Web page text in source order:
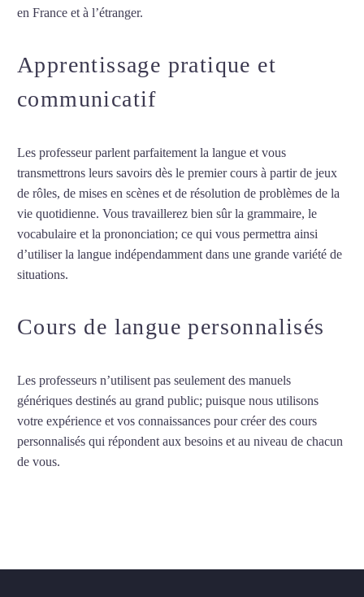
en France et à l’étranger.
Apprentissage pratique et
communicatif
Les professeur parlent parfaitement la langue et vous
transmettrons leurs savoirs dès le premier cours à partir de jeux
de rôles, de mises en scènes et de résolution de problèmes de la
vie quotidienne. Vous travaillerez bien sûr la grammaire, le
vocabulaire et la prononciation; ce qui vous permettra ainsi
d’utiliser la langue indépendamment dans une grande variété de
situations.
Cours de langue personnalisés
Les professeurs n’utilisent pas seulement des manuels
génériques destinés au grand public; puisque nous utilisons
votre expérience et vos connaissances pour créer des cours
personnalisés qui répondent aux besoins et au niveau de chacun
de vous.